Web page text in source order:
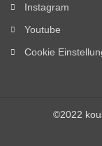
Instagram
Youtube
Cookie
©2022